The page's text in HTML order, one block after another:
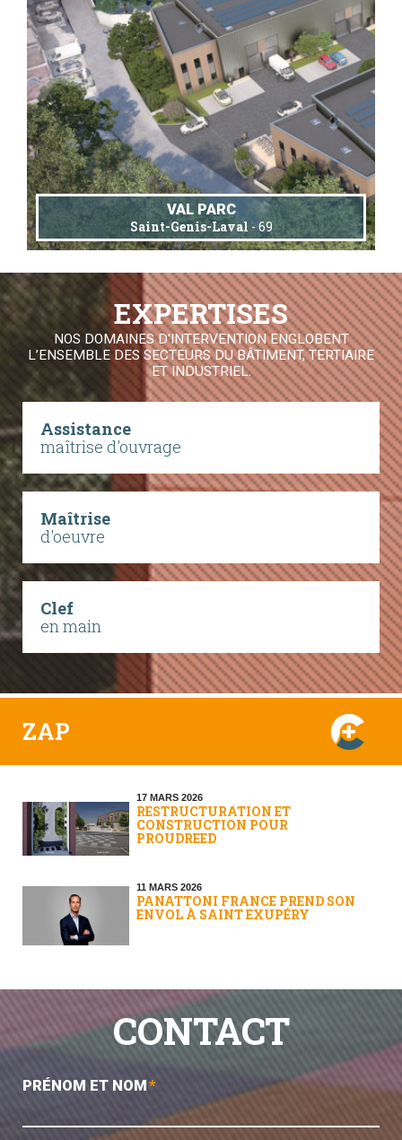
VAL PARC
Saint-Genis-Laval- 69
EXPERTISES
NOS DOMAINES D'INTERVENTION ENGLOBENT
L’ENSEMBLE DES SECTEURS DU BÂTIMENT, TERTIAIRE
ET INDUSTRIEL.
Assistance
maîtrise d'ouvrage
Maîtrise
d'oeuvre
Clef
en main
ZAP
17 MARS 2026
RESTRUCTURATION ET
CONSTRUCTION POUR
PROUDREED
11 MARS 2026
PANATTONI FRANCE PREND SON
ENVOL À SAINT EXUPÉRY
CONTACT
PRÉNOM ET NOM*